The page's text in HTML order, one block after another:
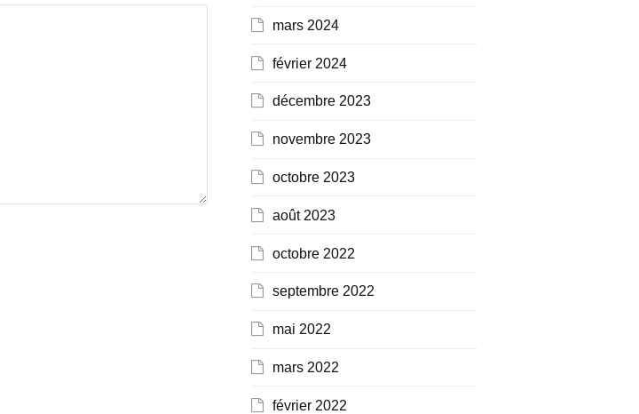
mars 2024
février 2024
décembre 2023
novembre 2023
octobre 2023
août 2023
octobre 2022
septembre 2022
mai 2022
mars 2022
février 2022